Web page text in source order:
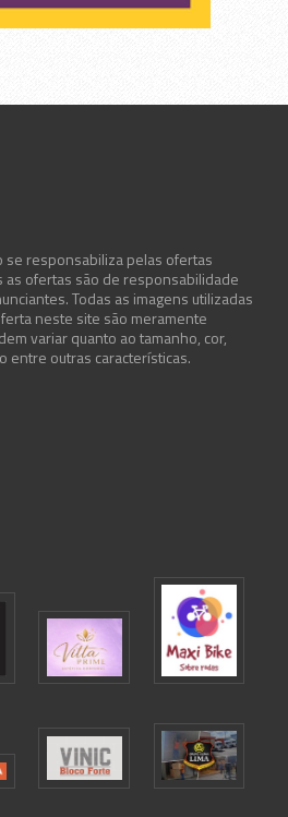
se responsabiliza pelas ofertas
as ofertas são de responsabilidade
Todas as imagens utilizadas
neste site são meramente
variar quanto ao tamanho, cor,
entre outras características.